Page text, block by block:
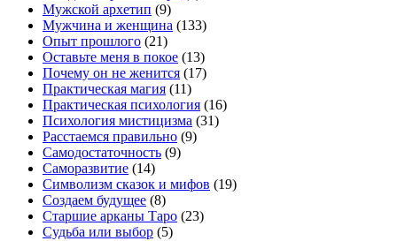
Мужской архетип (9)
Мужчина и женщина (133)
Опыт прошлого (21)
Оставьте меня в покое (13)
Почему он не женится (17)
Практическая магия (11)
Практическая психология (16)
Психология мистицизма (31)
Расстаемся правильно (9)
Самодостаточность (9)
Саморазвитие (14)
Символизм сказок и мифов (19)
Создаем будущее (8)
Старшие арканы Таро (23)
Судьба или выбор (5)